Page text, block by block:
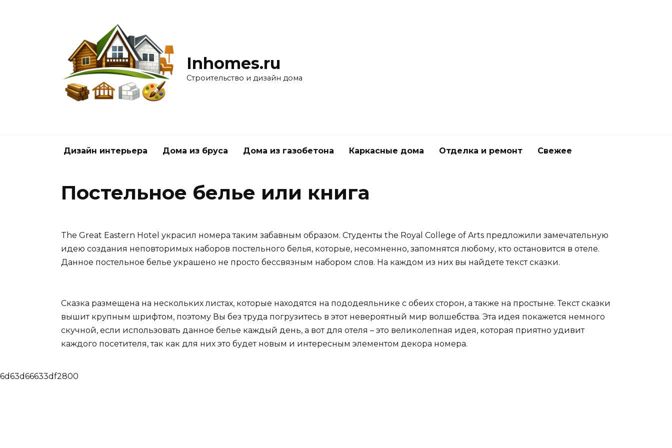
Inhomes.ru
Строительство и дизайн дома
Дизайн интерьера Дома из бруса Дома из газобетона Каркасные дома Отделка и ремонт Свежее
Постельное белье или книга
The Great Eastern Hotel украсил номера таким забавным образом. Студенты the Royal College of Arts предложили замечательную
идею создания неповторимых наборов постельного белья, которые, несомненно, запомнятся любому, кто остановится в отеле.
Данное постельное белье украшено не просто бессвязным набором слов. На каждом из них вы найдете текст сказки.
Сказка размещена на нескольких листах, которые находятся на пододеяльнике с обеих сторон, а также на простыне. Текст сказки
вышит крупным шрифтом, поэтому Вы без труда погрузитесь в этот невероятный мир волшебства. Эта идея покажется немного
скучной, если использовать данное белье каждый день, а вот для отеля – это великолепная идея, которая приятно удивит
каждого посетителя, так как для них это будет новым и интересным элементом декора номера.
6d63d66633df2800